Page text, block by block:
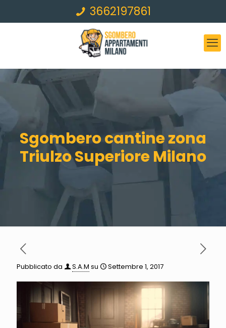
3662197861
Sgombero cantine zona
Triulzo Superiore Milano
Pubblicato da S.A.M su Settembre 1, 2017